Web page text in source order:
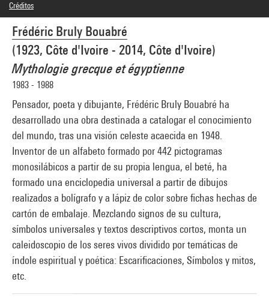
Frédéric Bruly Bouabré
(1923, Côte d'Ivoire - 2014, Côte d'Ivoire)
Mythologie grecque et égyptienne
1983 - 1988
Pensador, poeta y dibujante, Frédéric Bruly Bouabré ha
desarrollado una obra destinada a catalogar el conocimiento
del mundo, tras una visión celeste acaecida en 1948.
Inventor de un alfabeto formado por 442 pictogramas
monosilábicos a partir de su propia lengua, el beté, ha
formado una enciclopedia universal a partir de dibujos
realizados a bolígrafo y a lápiz de color sobre fichas hechas de
cartón de embalaje. Mezclando signos de su cultura,
símbolos universales y textos descriptivos cortos, monta un
caleidoscopio de los seres vivos dividido por temáticas de
índole espiritual y poética: Escarificaciones, Símbolos y mitos,
etc.
Créditos
© droits réservés
Créditos fotográficos : Centre Pompidou, MNAM-CCI/Georges Meguerditchian/Dist.
GrandPalaisRmn
Referencia de la imagen : 4N66887